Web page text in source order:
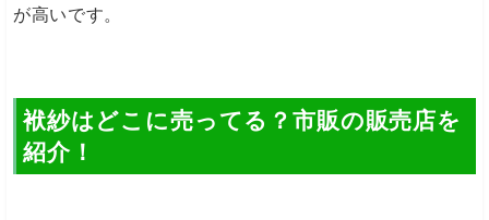
が高いです。
袱紗はどこに売ってる？市販の販売店を
紹介！